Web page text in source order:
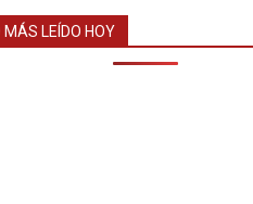
MÁS LEÍDO HOY